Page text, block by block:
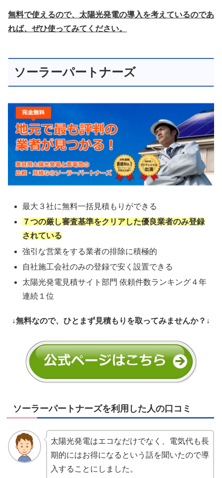
無料で使えるので、太陽光発電の導入を考えているのであ
れば、ぜひ使ってみてください。
ソーラーパートナーズ
最大３社に無料一括見積もりができる
７つの厳し審査基準をクリアした優良業者のみ登録
されている
強引な営業をする業者の排除に積極的
自社施工会社のみの登録で安く設置できる
太陽光発電見積サイト部門 依頼件数ランキング４年
連続１位
↓無料なので、ひとまず見積もりを取ってみませんか？↓
ソーラーパートナーズを利用した人の口コミ
太陽光発電はエコなだけでなく、電気代も長
期的にはお得になるという話を聞いたので導
入することにしました。